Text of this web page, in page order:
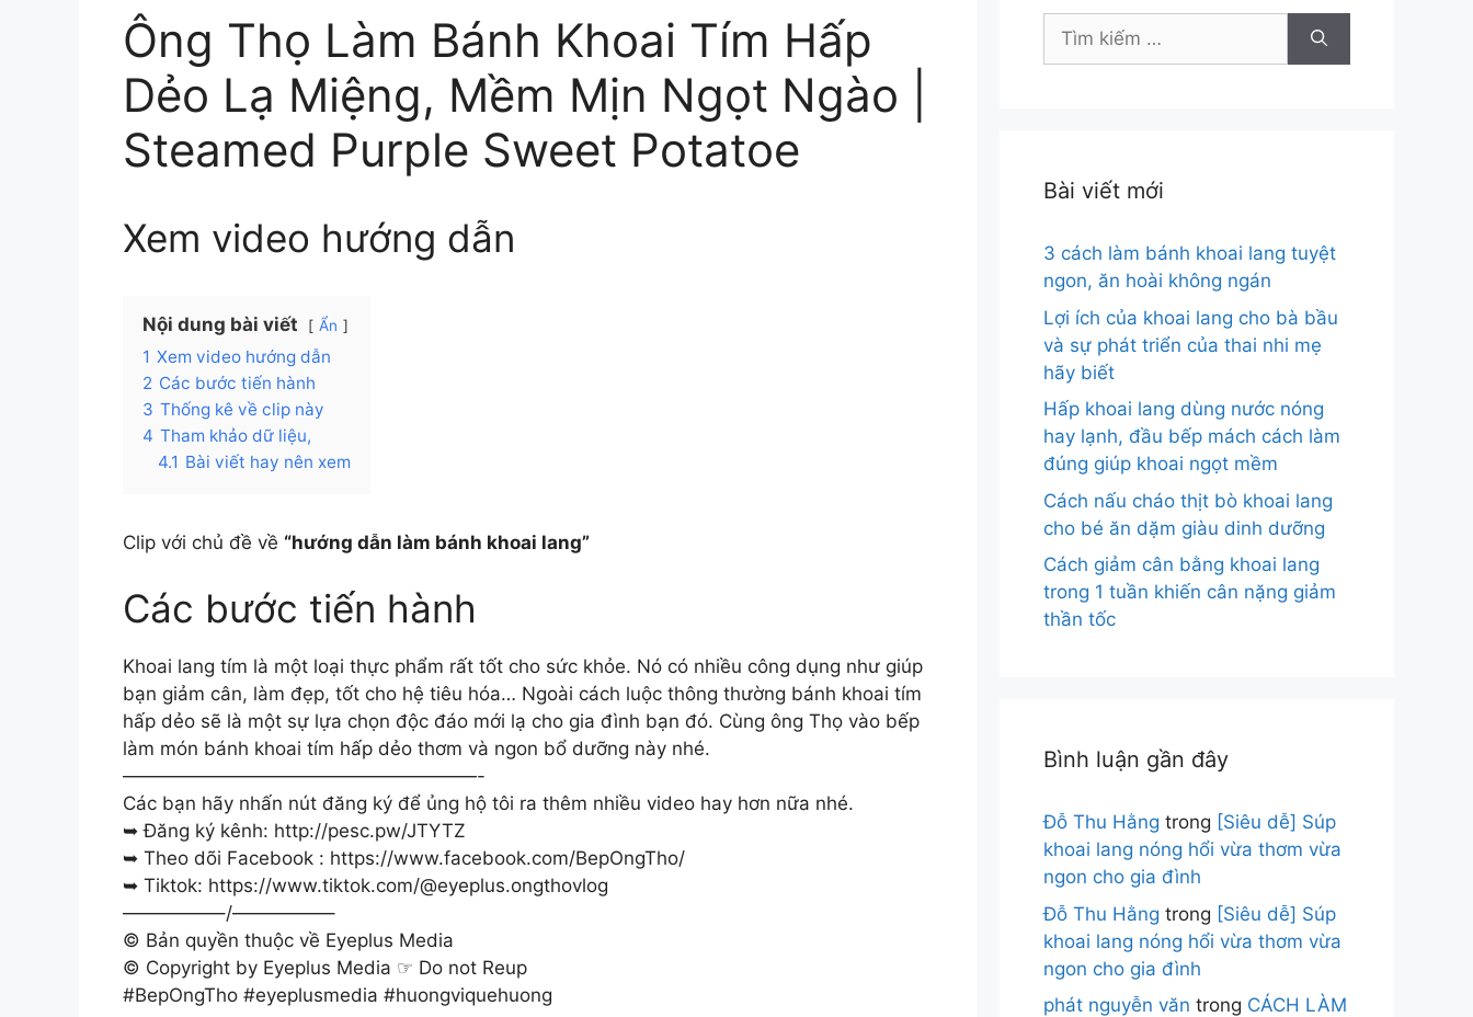
Ông Thọ Làm Bánh Khoai Tím Hấp
Dẻo Lạ Miệng, Mềm Mịn Ngọt Ngào |
Steamed Purple Sweet Potatoe
Xem video hướng dẫn
Nội dung bài viết Ẩn
1 Xem video hướng dẫn
2 Các bước tiến hành
3 Thống kê về clip này
4 Tham khảo dữ liệu,
4.1 Bài viết hay nên xem
Clip với chủ đề về “hướng dẫn làm bánh khoai lang”
Các bước tiến hành
Khoai lang tím là một loại thực phẩm rất tốt cho sức khỏe. Nó có nhiều công dụng như giúp
bạn giảm cân, làm đẹp, tốt cho hệ tiêu hóa… Ngoài cách luộc thông thường bánh khoai tím
hấp dẻo sẽ là một sự lựa chọn độc đáo mới lạ cho gia đình bạn đó. Cùng ông Thọ vào bếp
làm món bánh khoai tím hấp dẻo thơm và ngon bổ dưỡng này nhé.
———————————————————-
Các bạn hãy nhấn nút đăng ký để ủng hộ tôi ra thêm nhiều video hay hơn nữa nhé.
➥ Đăng ký kênh: http://pesc.pw/JTYTZ
➥ Theo dõi Facebook : https://www.facebook.com/BepOngTho/
➥ Tiktok: https://www.tiktok.com/@eyeplus.ongthovlog
—————–/—————–
© Bản quyền thuộc về Eyeplus Media
© Copyright by Eyeplus Media ☞ Do not Reup
#BepOngTho #eyeplusmedia #huongviquehuong
Tìm
Bài viết mới
3 cách làm bánh khoai lang tuyệt
ngon, ăn hoài không ngán
Lợi ích của khoai lang cho bà bầu
và sự phát triển của thai nhi mẹ
hãy biết
Hấp khoai lang dùng nước nóng
hay lạnh, đầu bếp mách cách làm
đúng giúp khoai ngọt mềm
Cách nấu cháo thịt bò khoai lang
cho bé ăn dặm giàu dinh dưỡng
Cách giảm cân bằng khoai lang
trong 1 tuần khiến cân nặng giảm
thần tốc
Bình luận gần đây
Đỗ Thu Hằng trong [Siêu dễ] Súp
khoai lang nóng hổi vừa thơm vừa
ngon cho gia đình
Đỗ Thu Hằng trong [Siêu dễ] Súp
khoai lang nóng hổi vừa thơm vừa
ngon cho gia đình
phát nguyễn văn trong CÁCH LÀM